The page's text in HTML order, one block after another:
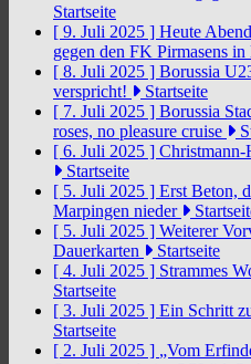
Startseite
[ 9. Juli 2025 ] Heute
gegen den FK Pirmasens
[ 8. Juli 2025 ] Borussia
verspricht!
Startseite
[ 7. Juli 2025 ] Borussia
roses, no pleasure cruise
[ 6. Juli 2025 ] Christmann-
Startseite
[ 5. Juli 2025 ] Erst Beton,
Marpingen nieder
[ 5. Juli 2025 ] Weiterer
Dauerkarten
Startseite
[ 4. Juli 2025 ] Strammes
Startseite
[ 3. Juli 2025 ] Ein Schritt
Startseite
[ 2. Juli 2025 ] „Vom